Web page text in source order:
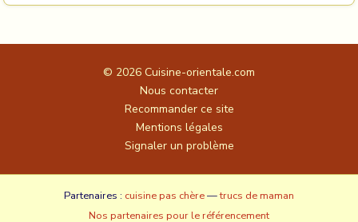
© 2026 Cuisine-orientale.com
Nous contacter
Recommander ce site
Mentions légales
Signaler un problème
Partenaires : cuisine pas chère—trucs de maman
Nos partenaires pour le référencement